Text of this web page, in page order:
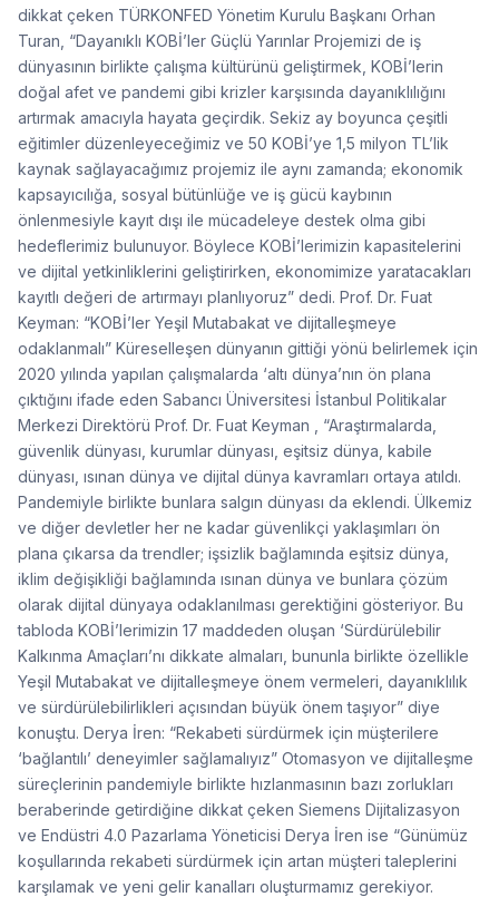
dikkat çeken TÜRKONFED Yönetim Kurulu Başkanı Orhan
Turan, “Dayanıklı KOBİ’ler Güçlü Yarınlar Projemizi de iş
dünyasının birlikte çalışma kültürünü geliştirmek, KOBİ’lerin
doğal afet ve pandemi gibi krizler karşısında dayanıklılığını
artırmak amacıyla hayata geçirdik. Sekiz ay boyunca çeşitli
eğitimler düzenleyeceğimiz ve 50 KOBİ’ye 1,5 milyon TL’lik
kaynak sağlayacağımız projemiz ile aynı zamanda; ekonomik
kapsayıcılığa, sosyal bütünlüğe ve iş gücü kaybının
önlenmesiyle kayıt dışı ile mücadeleye destek olma gibi
hedeflerimiz bulunuyor. Böylece KOBİ’lerimizin kapasitelerini
ve dijital yetkinliklerini geliştirirken, ekonomimize yaratacakları
kayıtlı değeri de artırmayı planlıyoruz” dedi. Prof. Dr. Fuat
Keyman: “KOBİ’ler Yeşil Mutabakat ve dijitalleşmeye
odaklanmalı” Küreselleşen dünyanın gittiği yönü belirlemek için
2020 yılında yapılan çalışmalarda ‘altı dünya’nın ön plana
çıktığını ifade eden Sabancı Üniversitesi İstanbul Politikalar
Merkezi Direktörü Prof. Dr. Fuat Keyman , “Araştırmalarda,
güvenlik dünyası, kurumlar dünyası, eşitsiz dünya, kabile
dünyası, ısınan dünya ve dijital dünya kavramları ortaya atıldı.
Pandemiyle birlikte bunlara salgın dünyası da eklendi. Ülkemiz
ve diğer devletler her ne kadar güvenlikçi yaklaşımları ön
plana çıkarsa da trendler; işsizlik bağlamında eşitsiz dünya,
iklim değişikliği bağlamında ısınan dünya ve bunlara çözüm
olarak dijital dünyaya odaklanılması gerektiğini gösteriyor. Bu
tabloda KOBİ’lerimizin 17 maddeden oluşan ‘Sürdürülebilir
Kalkınma Amaçları’nı dikkate almaları, bununla birlikte özellikle
Yeşil Mutabakat ve dijitalleşmeye önem vermeleri, dayanıklılık
ve sürdürülebilirlikleri açısından büyük önem taşıyor” diye
konuştu. Derya İren: “Rekabeti sürdürmek için müşterilere
‘bağlantılı’ deneyimler sağlamalıyız” Otomasyon ve dijitalleşme
süreçlerinin pandemiyle birlikte hızlanmasının bazı zorlukları
beraberinde getirdiğine dikkat çeken Siemens Dijitalizasyon
ve Endüstri 4.0 Pazarlama Yöneticisi Derya İren ise “Günümüz
koşullarında rekabeti sürdürmek için artan müşteri taleplerini
karşılamak ve yeni gelir kanalları oluşturmamız gerekiyor.